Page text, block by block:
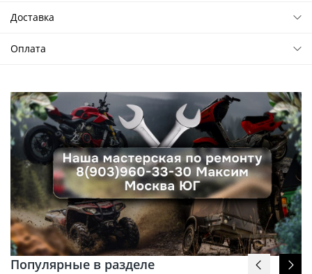
Доставка
Оплата
Популярные в разделе